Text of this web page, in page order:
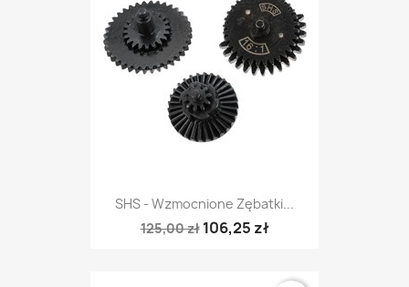
SHS - Wzmocnione Zębatki...
125,00 zł 106,25 zł